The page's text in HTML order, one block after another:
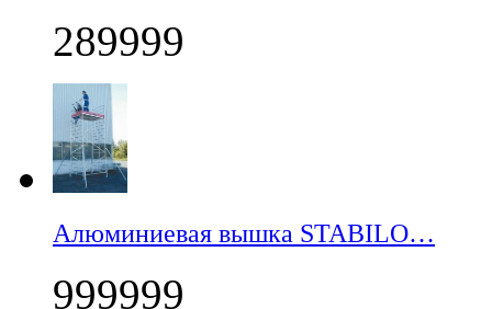
289999
Алюминиевая вышка STABILO…
999999